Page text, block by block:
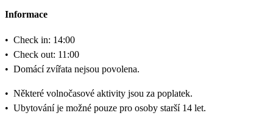
Informace
• Check in: 14:00
• Check out: 11:00
• Domácí zvířata nejsou povolena.
• Některé volnočasové aktivity jsou za poplatek.
• Ubytování je možné pouze pro osoby starší 14 let.